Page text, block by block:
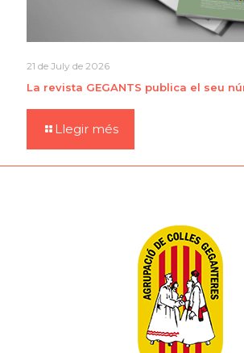
21 de July de 2026
La revista GEGANTS publica el seu
Llegir més